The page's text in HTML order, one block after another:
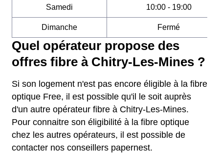
Samedi 10:00 - 19:00
Dimanche Fermé
Quel opérateur propose des
offres fibre à Chitry-Les-Mines ?
Si son logement n'est pas encore éligible à la fibre
optique Free, il est possible qu'il le soit auprès
d'un autre opérateur fibre à Chitry-Les-Mines.
Pour connaitre son éligibilité à la fibre optique
chez les autres opérateurs, il est possible de
contacter nos conseillers papernest.